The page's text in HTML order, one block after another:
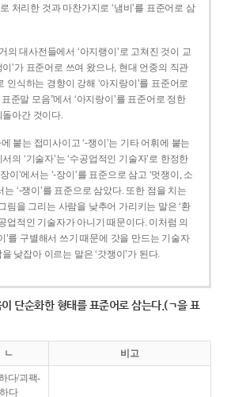
로 처리한 것과 마찬가지로 ‘냄비’를 표준어로 삼
의 대사전들에서 ‘아지랭이’로 고쳐진 것이 교
’가 표준어로 쓰여 왔으나, 현대 언중의 직관
인식하는 경향이 강해 ‘아지랑이’를 표준어로
준말 모음”에서 ‘아지랑이’를 표준어로 정한
돌아간 것이다.
에 붙는 접미사이고 ‘-쟁이’는 기타 어휘에 붙는
의 ‘기술자’는 ‘수공업적인 기술자’로 한정한
이’에서는 ‘-장이’를 표준으로 삼고 ‘멋쟁이, 소
는 ‘-쟁이’를 표준으로 삼았다. 또한 점을 치는
림을 그리는 사람을 낮추어 가리키는 말은 ‘환
업적인 기술자가 아니기 때문이다. 이처럼 의
’를 구별해서 쓰기 때문에 갓을 만드는 기술자
을 낮잡아 이르는 말은 ‘갓쟁이’가 된다.
단순화한 형태를 표준어로 삼는다.(ㄱ을 표
ㄴ 비고
다/괴팩-
하다